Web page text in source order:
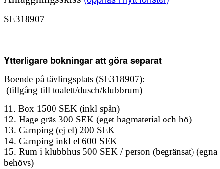
SE318907
Ytterligare bokningar att göra separat
Boende på tävlingsplats (SE318907):
(tillgång till toalett/dusch/klubbrum)
11. Box 1500 SEK (inkl spån)
12. Hage gräs 300 SEK (eget hagmaterial och hö)
13. Camping (ej el) 200 SEK
14. Camping inkl el 600 SEK
15. Rum i klubbhus 500 SEK / person (begränsat) (egna
behövs)